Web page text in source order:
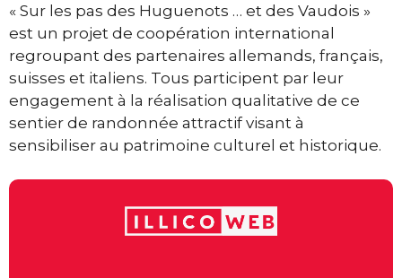
« Sur les pas des Huguenots … et des Vaudois »
est un projet de coopération international
regroupant des partenaires allemands, français,
suisses et italiens. Tous participent par leur
engagement à la réalisation qualitative de ce
sentier de randonnée attractif visant à
sensibiliser au patrimoine culturel et historique.